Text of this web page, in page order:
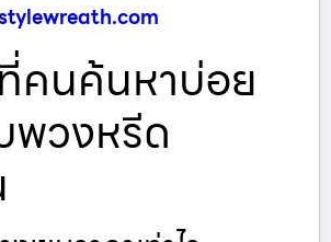
คนค้นหาบ่อย
พวงหรีด